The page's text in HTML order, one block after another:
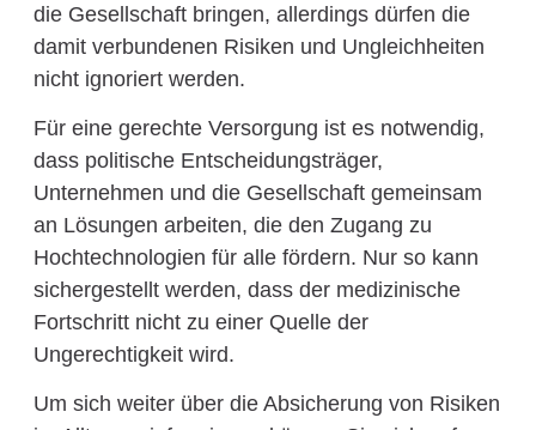
die Gesellschaft bringen, allerdings dürfen die
damit verbundenen Risiken und Ungleichheiten
nicht ignoriert werden.
Für eine gerechte Versorgung ist es notwendig,
dass politische Entscheidungsträger,
Unternehmen und die Gesellschaft gemeinsam
an Lösungen arbeiten, die den Zugang zu
Hochtechnologien für alle fördern. Nur so kann
sichergestellt werden, dass der medizinische
Fortschritt nicht zu einer Quelle der
Ungerechtigkeit wird.
Um sich weiter über die Absicherung von Risiken